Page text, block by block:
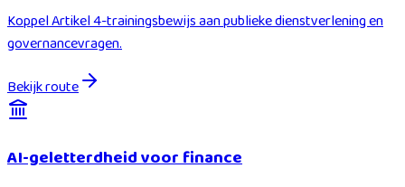
Koppel Artikel 4-trainingsbewijs aan publieke dienstverlening en
governancevragen.
Bekijk route
AI-geletterdheid voor finance